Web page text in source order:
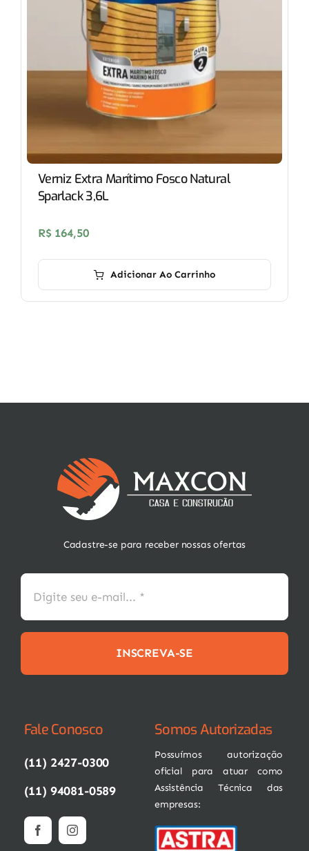
Verniz Extra Marítimo Fosco Natural
Sparlack 3,6L
R$ 164,50
Adicionar Ao Carrinho
Cadastre-se para receber nossas ofertas
INSCREVA-SE
Fale Conosco
(11) 2427-0300
(11) 94081-0589
Somos Autorizadas
Possuímos autorização
oficial para atuar como
Assistência Técnica das
empresas: